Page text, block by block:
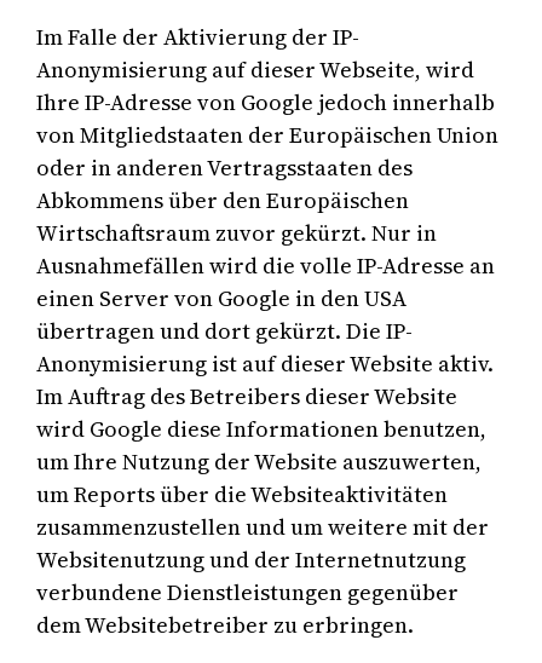
Im Falle der Aktivierung der IP-
Anonymisierung auf dieser Webseite, wird
Ihre IP-Adresse von Google jedoch innerhalb
von Mitgliedstaaten der Europäischen Union
oder in anderen Vertragsstaaten des
Abkommens über den Europäischen
Wirtschaftsraum zuvor gekürzt. Nur in
Ausnahmefällen wird die volle IP-Adresse an
einen Server von Google in den USA
übertragen und dort gekürzt. Die IP-
Anonymisierung ist auf dieser Website aktiv.
Im Auftrag des Betreibers dieser Website
wird Google diese Informationen benutzen,
um Ihre Nutzung der Website auszuwerten,
um Reports über die Websiteaktivitäten
zusammenzustellen und um weitere mit der
Websitenutzung und der Internetnutzung
verbundene Dienstleistungen gegenüber
dem Websitebetreiber zu erbringen.